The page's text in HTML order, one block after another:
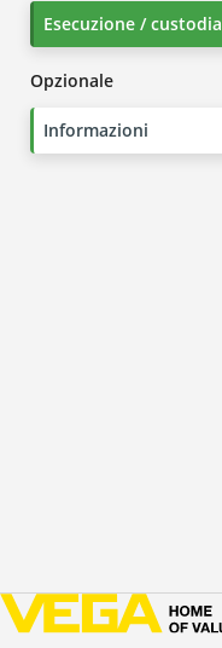
Esecuzione / custodia
Opzionale
Informazioni